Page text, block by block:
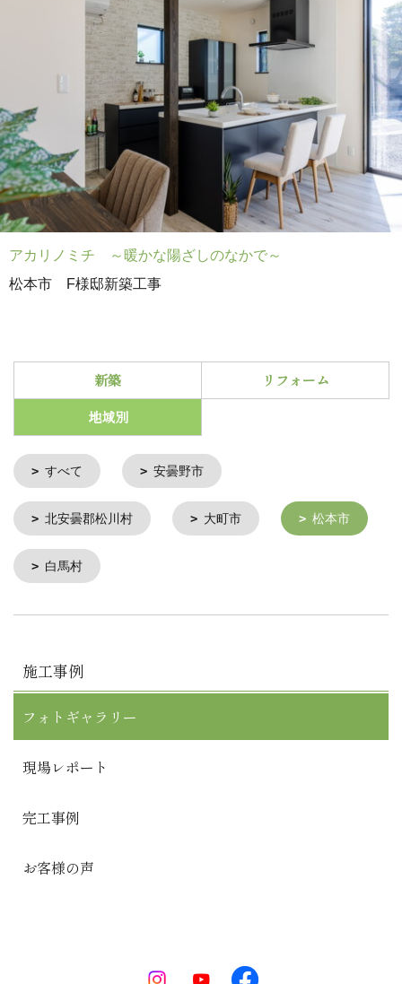
アカリノミチ ～暖かな陽ざしのなかで～
松本市 F様邸新築工事
新築
リフォーム
地域別
すべて 安曇野市
北安曇郡松川村 大町市 松本市
白馬村
施工事例
フォトギャラリー
現場レポート
完工事例
お客様の声